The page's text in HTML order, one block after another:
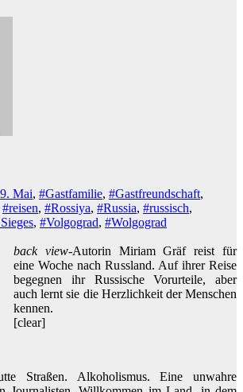
Mai, #Gastfamilie, #Gastfreundschaft,
#reisen, #Rossiya, #Russia, #russisch,
, #Volgograd, #Wolgograd
back view-Autorin Miriam Gräf reist für
eine Woche nach Russland. Auf ihrer Reise
begegnen ihr Russische Vorurteile, aber
auch lernt sie die Herzlichkeit der Menschen
kennen.
[clear]
Straßen. Alkoholismus. Eine unwahre